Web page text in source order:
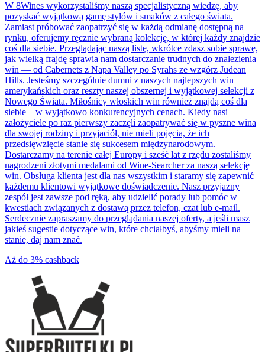
W 8Wines wykorzystaliśmy naszą specjalistyczną wiedzę, aby
pozyskać wyjątkową gamę stylów i smaków z całego świata.
Zamiast próbować zaopatrzyć się w każdą odmianę dostępną na
rynku, oferujemy ręcznie wybraną kolekcję, w której każdy znajdzie
coś dla siebie. Przeglądając naszą listę, wkrótce zdasz sobie sprawę,
jak wielką frajdę sprawia nam dostarczanie trudnych do znalezienia
win — od Cabernets z Napa Valley po Syrahs ze wzgórz Judean
Hills. Jesteśmy szczególnie dumni z naszych najlepszych win
amerykańskich oraz reszty naszej obszernej i wyjątkowej selekcji z
Nowego Świata. Miłośnicy włoskich win również znajdą coś dla
siebie – w wyjątkowo konkurencyjnych cenach. Kiedy nasi
założyciele po raz pierwszy zaczęli zaopatrywać się w pyszne wina
dla swojej rodziny i przyjaciół, nie mieli pojęcia, że ​​ich
przedsięwzięcie stanie się sukcesem międzynarodowym.
Dostarczamy na terenie całej Europy i sześć lat z rzędu zostaliśmy
nagrodzeni złotymi medalami od Wine-Searcher za naszą selekcję
win. Obsługa klienta jest dla nas wszystkim i staramy się zapewnić
każdemu klientowi wyjątkowe doświadczenie. Nasz przyjazny
zespół jest zawsze pod ręką, aby udzielić porady lub pomóc w
kwestiach związanych z dostawą przez telefon, czat lub e-mail.
Serdecznie zapraszamy do przeglądania naszej oferty, a jeśli masz
jakieś sugestie dotyczące win, które chciałbyś, abyśmy mieli na
stanie, daj nam znać.
Aż do 3% cashback